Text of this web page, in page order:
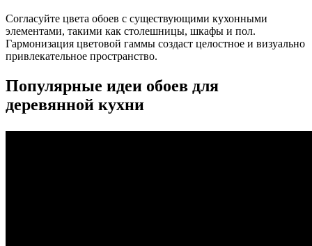
Согласуйте цвета обоев с существующими кухонными
элементами, такими как столешницы, шкафы и пол.
Гармонизация цветовой гаммы создаст целостное и визуально
привлекательное пространство.
Популярные идеи обоев для
деревянной кухни